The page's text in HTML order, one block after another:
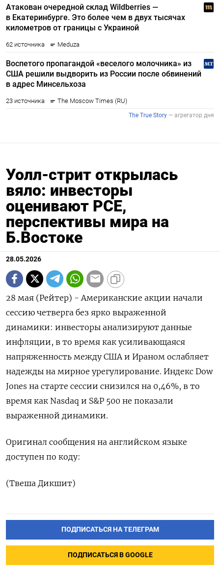
Уолл-стрит открылась
вяло: инвесторы
оценивают PCE,
перспективы мира на
Б.Востоке
28.05.2026
28 мая (Рейтер) - Американские акции начали
‌сессию четверга без ярко выраженной ​
динамики: ​инвесторы анализируют данные ​
инфляции, ⁠в ‌то время ‌как усиливающаяся
напряженность между ​США ‌и Ираном ​ослабляет
надежды ‌на мирное урегулирование. Индекс Dow
Jones ​на ​старте ‌сессии снизился ​на 0,46%, в то
время как Nasdaq и S&P ​500 ⁠не показали
выраженной динамики.
Оригинал ‌сообщения на ‌английском языке
доступен ​по коду:
(Твеша ‌Дикшит)
ПОДПИСАТЬСЯ НА ТЕЛЕГРАМ
ПОДПИСАТЬСЯ В GOOGLE